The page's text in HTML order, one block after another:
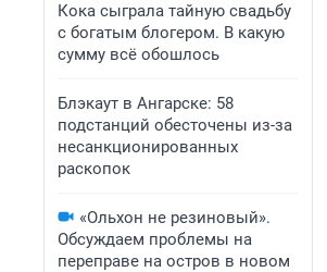
Кока сыграла тайную свадьбу
с богатым блогером. В какую
сумму всё обошлось
Блэкаут в Ангарске: 58
подстанций обесточены из-за
несанкционированных
раскопок
«Ольхон не резиновый».
Обсуждаем проблемы на
переправе на остров в новом